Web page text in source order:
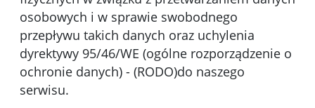
osobowych i w sprawie swobodnego
przepływu takich danych oraz uchylenia
dyrektywy 95/46/WE (ogólne rozporządzenie o
ochronie danych) - (RODO)do naszego
serwisu.